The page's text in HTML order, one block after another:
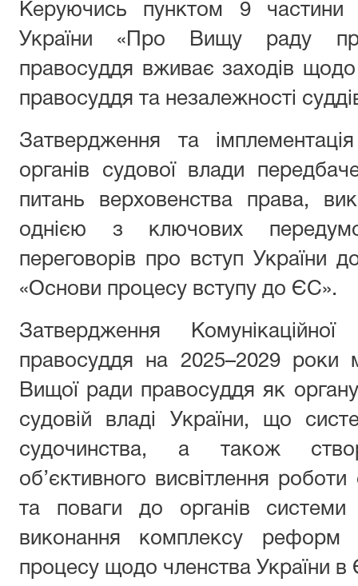
Керуючись пунктом 9 частини
України «Про Вищу раду
правосуддя вживає заходів
правосуддя та незалежності
Затвердження та імплементація
органів судової влади
питань верховенства права,
однією з ключових
переговорів про вступ
«Основи процесу вступу до ЄС».
Затвердження
правосуддя на 2025–2029 роки
Вищої ради правосуддя як
судовій владі України, що
судочинства, а також
об’єктивного висвітлення
та поваги до органів системи
виконання комплексу реформ
процесу щодо членства України в